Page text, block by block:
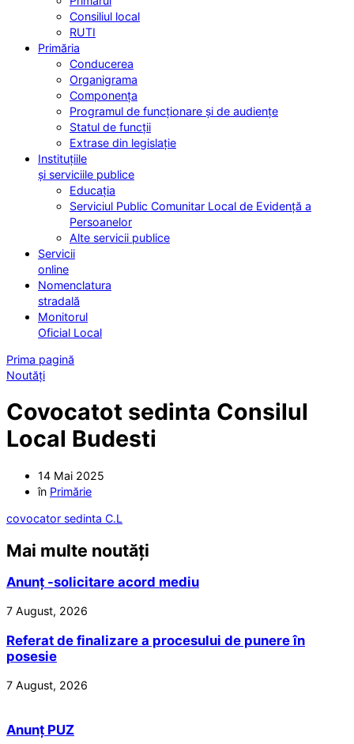
Consiliul local
RUTI
Primăria
Conducerea
Organigrama
Componența
Programul de funcționare și de audiențe
Statul de funcții
Extrase din legislație
Instituțiile
și serviciile publice
Educația
Serviciul Public Comunitar Local de Evidență a
Persoanelor
Alte servicii publice
Servicii
online
Nomenclatura
stradală
Monitorul
Oficial Local
Prima pagină
Noutăți
Covocatot sedinta Consilul
Local Budesti
14 Mai 2025
în Primărie
covocator sedinta C.L
Mai multe noutăți
Anunț -solicitare acord mediu
7 August, 2026
Referat de finalizare a procesului de punere în
posesie
7 August, 2026
Anunț PUZ